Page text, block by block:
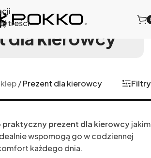
treści
dla kierowcy
/Prezent dla kierowcy Filtry
praktyczny prezent dla kierowcyjakim
wspomogą go w codziennej
każdego dnia.